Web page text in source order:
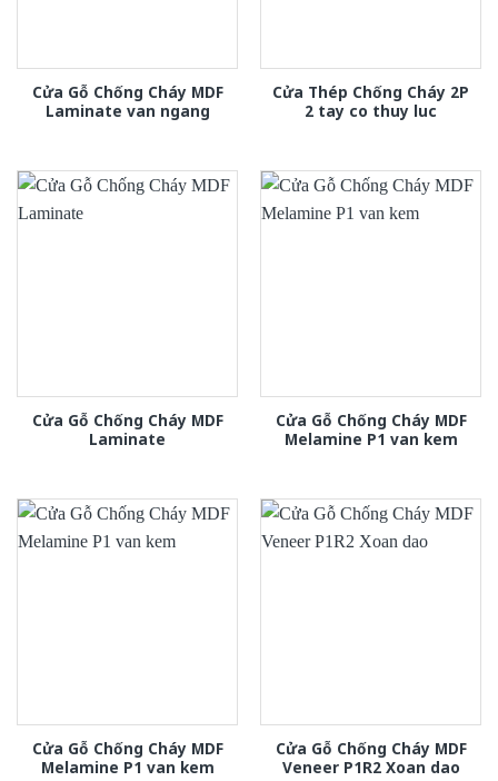
Cửa Gỗ Chống Cháy MDF
Laminate van ngang
Cửa Thép Chống Cháy 2P
2 tay co thuy luc
Cửa Gỗ Chống Cháy MDF
Laminate
Cửa Gỗ Chống Cháy MDF
Melamine P1 van kem
Cửa Gỗ Chống Cháy MDF
Melamine P1 van kem
Cửa Gỗ Chống Cháy MDF
Veneer P1R2 Xoan dao